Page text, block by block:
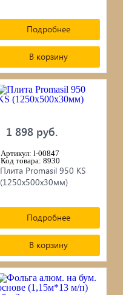
Подробнее
В корзину
1 898 руб.
Артикул: l-00847
Код товара: 8930
Плита Promasil 950 KS
(1250х500х30мм)
Подробнее
В корзину